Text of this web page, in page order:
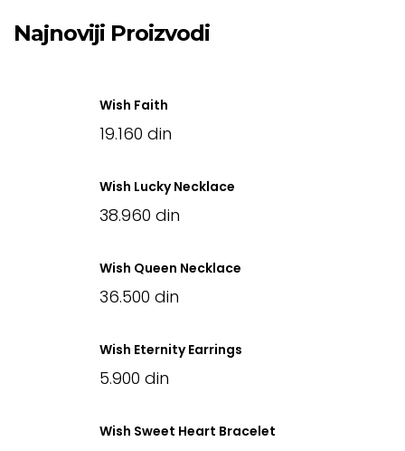
Najnoviji Proizvodi
Wish Faith
19.160 din
Wish Lucky Necklace
38.960 din
Wish Queen Necklace
36.500 din
Wish Eternity Earrings
5.900 din
Wish Sweet Heart Bracelet